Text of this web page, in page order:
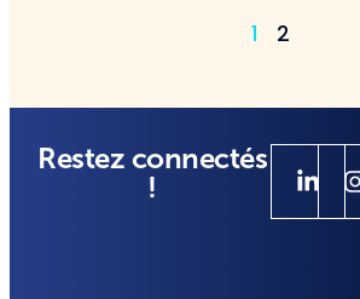
1 2
Restez connectés
!